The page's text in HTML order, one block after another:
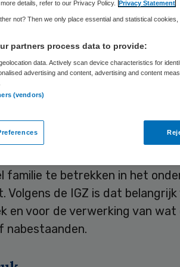
Skipr Redactie 2 mei 2016,13:09 40
blijkt uit de rapportages die
(IGZ) ontvangt. In 2015
familie te betrekken in het
Volgens de IGZ is dat
en voor de verwerking van
nabestaanden.
details, refer to our Privacy Policy.
Privacy Statement
not? Then we only place essential and statistical
partners process data to provide:
data. Actively scan device characteristics for
advertising and content, advertising and content
(vendors)